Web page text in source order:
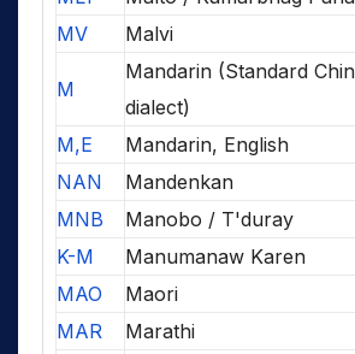
MV
Malvi
M
Mandarin (Standard
dialect)
M,E
Mandarin, English
NAN
Mandenkan
MNB
Manobo / T'duray
K-M
Manumanaw Karen
MAO
Maori
MAR
Marathi